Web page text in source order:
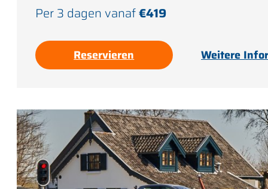
Per 3 dagen vanaf€419
Reservieren Weitere